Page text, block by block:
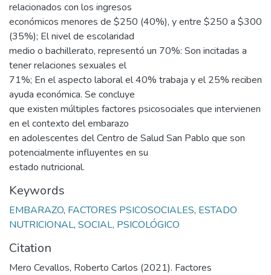
relacionados con los ingresos
económicos menores de $250 (40%), y entre $250 a $300
(35%); El nivel de escolaridad
medio o bachillerato, representó un 70%: Son incitadas a
tener relaciones sexuales el
71%; En el aspecto laboral el 40% trabaja y el 25% reciben
ayuda económica. Se concluye
que existen múltiples factores psicosociales que intervienen
en el contexto del embarazo
en adolescentes del Centro de Salud San Pablo que son
potencialmente influyentes en su
estado nutricional.
Keywords
EMBARAZO, FACTORES PSICOSOCIALES, ESTADO
NUTRICIONAL, SOCIAL, PSICOLÓGICO
Citation
Mero Cevallos, Roberto Carlos (2021). Factores